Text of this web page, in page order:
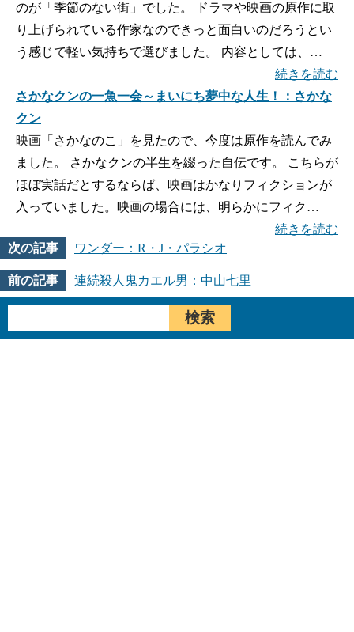
のが「季節のない街」でした。 ドラマや映画の原作に取
り上げられている作家なのできっと面白いのだろうとい
う感じで軽い気持ちで選びました。 内容としては、…
続きを読む
さかなクンの一魚一会～まいにち夢中な人生！：さかな
クン
映画「さかなのこ」を見たので、今度は原作を読んでみ
ました。 さかなクンの半生を綴った自伝です。 こちらが
ほぼ実話だとするならば、映画はかなりフィクションが
入っていました。映画の場合には、明らかにフィク…
続きを読む
ワンダー：R・J・パラシオ
連続殺人鬼カエル男：中山七里